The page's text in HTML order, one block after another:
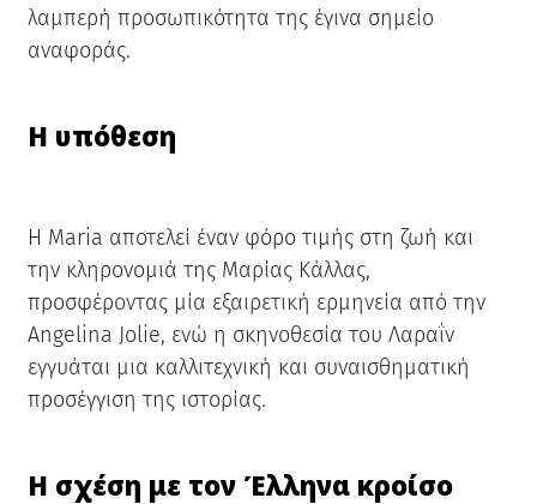
λαμπερή προσωπικότητα της έγινα σημείο
αναφοράς.
Η υπόθεση
Η Maria αποτελεί έναν φόρο τιμής στη ζωή και
την κληρονομιά της Μαρίας Κάλλας,
προσφέροντας μία εξαιρετική ερμηνεία από την
Angelina Jolie, ενώ η σκηνοθεσία του Λαραΐν
εγγυάται μια καλλιτεχνική και συναισθηματική
προσέγγιση της ιστορίας.
Η σχέση με τον Έλληνα κροίσο